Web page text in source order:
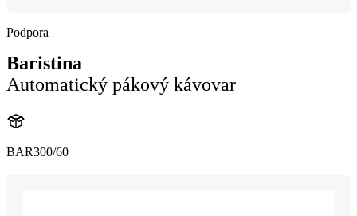
Podpora
Baristina
Automatický pákový kávovar
BAR300/60